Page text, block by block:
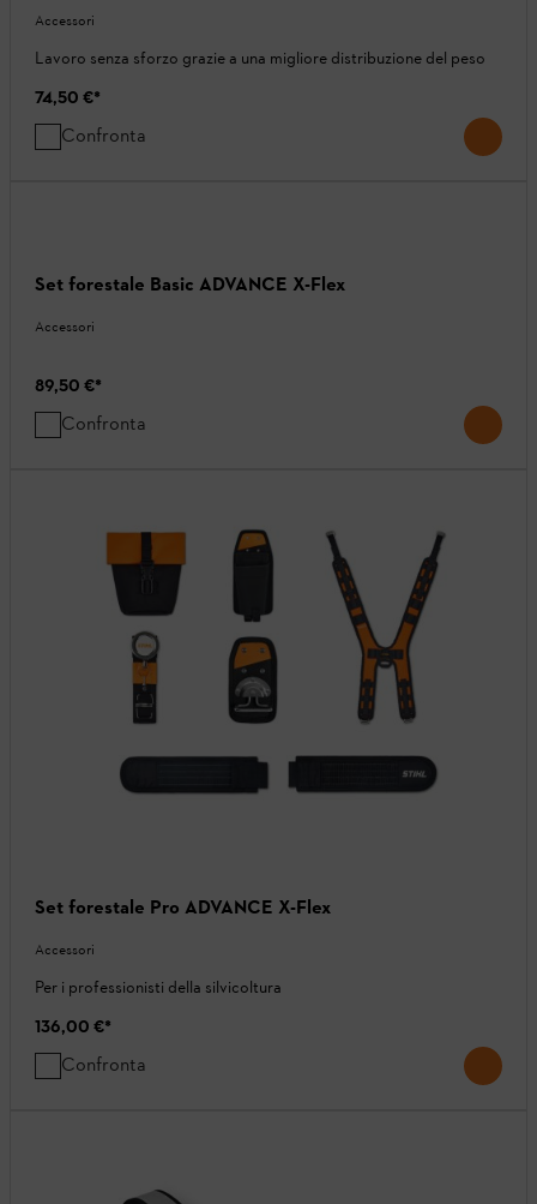
Accessori
Lavoro senza sforzo grazie a una migliore distribuzione del peso
74,50 €*
Confronta
Set forestale Basic ADVANCE X-Flex
Accessori
89,50 €*
Confronta
Set forestale Pro ADVANCE X-Flex
Accessori
Per i professionisti della silvicoltura
136,00 €*
Confronta